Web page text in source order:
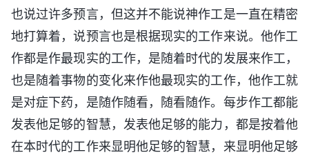
也说过许多预言，但这并不能说神作工是一直在精密
地打算着，说预言也是根据现实的工作来说。他作工
作都是作最现实的工作，是随着时代的发展来作工，
也是随着事物的变化来作他最现实的工作，他作工就
是对症下药，是随作随看，随看随作。每步作工都能
发表他足够的智慧，发表他足够的能力，都是按着他
在本时代的工作来显明他足够的智慧，来显明他足够